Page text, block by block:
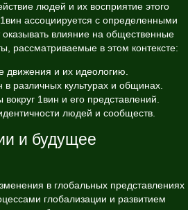
людей и их восприятие этого
ассоциируется с определенными
влияние на общественные
рассматриваемые в этом контексте:
движения и их идеологию.
различных культурах и общинах.
1вин и его представлений.
людей и сообществ.
и будущее
в глобальных представлениях
глобализации и развитием